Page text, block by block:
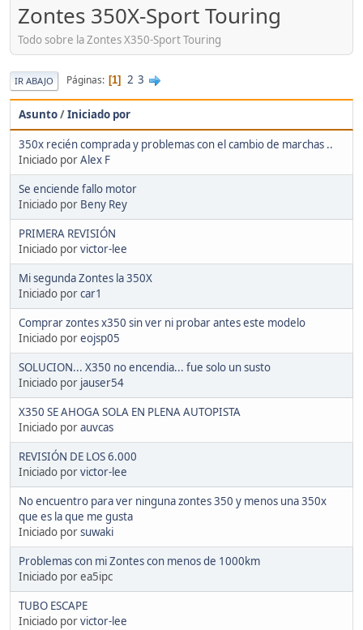
Zontes 350X-Sport Touring
Todo sobre la Zontes X350-Sport Touring
IR ABAJO Páginas 1 2 3
Asunto/Iniciado por
350x recién comprada y problemas con el cambio de marchas ..
Iniciado porAlex F
Se enciende fallo motor
Iniciado por Beny Rey
PRIMERA REVISIÓN
Iniciado porvictor-lee
Mi segunda Zontes la 350X
Iniciado porcar1
Comprar zontes x350 sin ver ni probar antes este modelo
Iniciado poreojsp05
SOLUCION... X350 no encendia... fue solo un susto
Iniciado por jauser54
X350 SE AHOGA SOLA EN PLENA AUTOPISTA
Iniciado porauvcas
REVISIÓN DE LOS 6.000
Iniciado porvictor-lee
No encuentro para ver ninguna zontes 350 y menos una 350x
que es la que me gusta
Iniciado porsuwaki
Problemas con mi Zontes con menos de 1000km
Iniciado por ea5ipc
TUBO ESCAPE
Iniciado porvictor-lee